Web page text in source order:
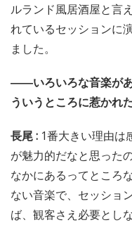
ルランド風居酒屋と言
れているセッションに
ました。
――いろいろな音楽が
ういうところに惹かれ
長尾 : 1番大きい理由は
が魅力的だなと思った
なかにあるってところ
ない音楽で、セッショ
ば、観客さえ必要とし